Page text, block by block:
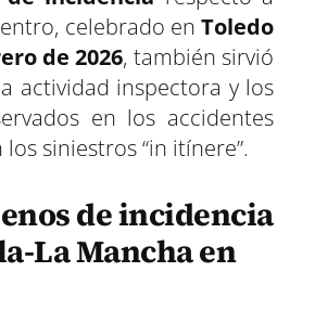
celebrado en Toledo
de 2026, también sirvió
actividad inspectora y los
en los accidentes
siniestros “in itínere”.
de incidencia
La Mancha en